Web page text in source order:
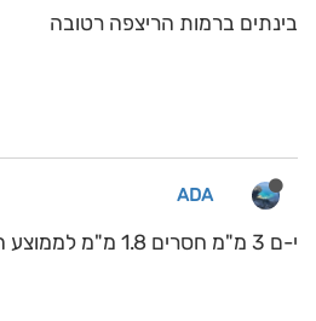
בינתים ברמות הריצפה רטובה
ADA
י-ם 3 מ"מ חסרים 1.8 מ"מ לממוצע השנתי בעז"ה עוד היום